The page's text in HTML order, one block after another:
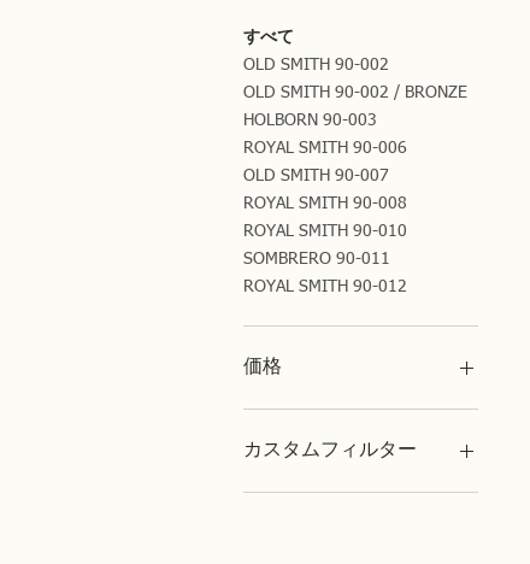
すべて
OLD SMITH 90-002
OLD SMITH 90-002 / BRONZE
HOLBORN 90-003
ROYAL SMITH 90-006
OLD SMITH 90-007
ROYAL SMITH 90-008
ROYAL SMITH 90-010
SOMBRERO 90-011
ROYAL SMITH 90-012
価格
￥0
カスタムフィルター